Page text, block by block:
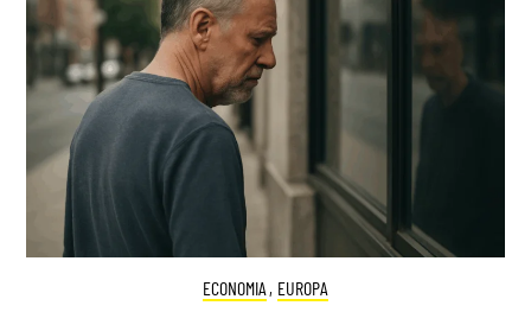
ECONOMIA , EUROPA